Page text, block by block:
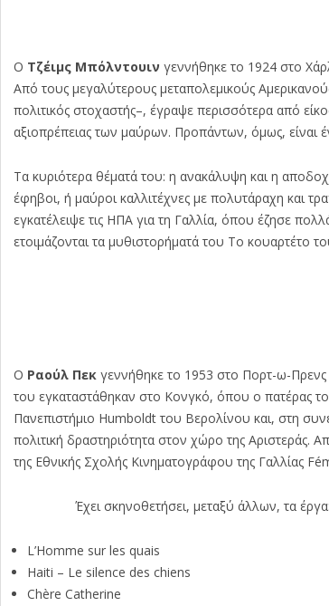
Ο Τζέιμς Μπόλντουιν γεννήθηκε το 1924 στο
Από τους μεγαλύτερους μεταπολεμικούς
πολιτικός στοχαστής–, έγραψε περισσότερα από
αξιοπρέπειας των μαύρων. Προπάντων, όμως, είναι
Τα κυριότερα θέματά του: η ανακάλυψη και η
έφηβοι, ή μαύροι καλλιτέχνες με πολυτάραχη και
εγκατέλειψε τις ΗΠΑ για τη Γαλλία, όπου έζησε
ετοιμάζονται τα μυθιστορήματά του Το
Ο Ραούλ Πεκ γεννήθηκε το 1953 στο Πορτ-ω-Πρενς
του εγκαταστάθηκαν στο Κονγκό, όπου ο πατέρας
Πανεπιστήμιο Humboldt του Βερολίνου και, στη
πολιτική δραστηριότητα στον χώρο της Αριστεράς.
της Εθνικής Σχολής Κινηματογράφου της Γαλλίας
Έχει σκηνοθετήσει, μεταξύ άλλων, τα έργα:
L’Homme sur les quais
Haiti – Le silence des chiens
Chère Catherine